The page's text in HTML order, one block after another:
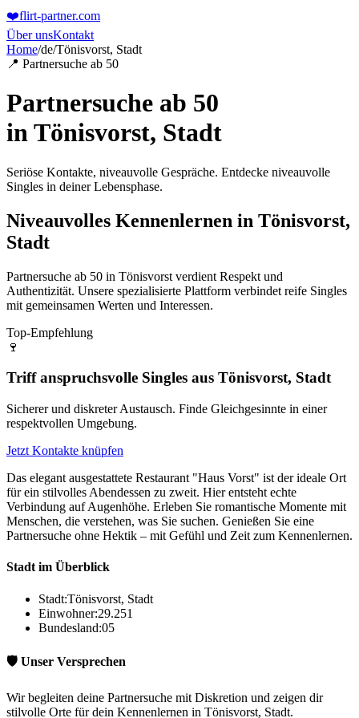
❤️flirt-partner.com
Über unsKontakt
Home/de/Tönisvorst, Stadt
📍 Partnersuche ab 50
Partnersuche ab 50
inTönisvorst, Stadt
Seriöse Kontakte, niveauvolle Gespräche. Entdecke niveauvolle
Singles in deiner Lebensphase.
Niveauvolles Kennenlernen in Tönisvorst,
Stadt
Partnersuche ab 50 in Tönisvorst verdient Respekt und
Authentizität. Unsere spezialisierte Plattform verbindet reife Singles
mit gemeinsamen Werten und Interessen.
Top-Empfehlung
🍷
Triff anspruchsvolle Singles aus Tönisvorst, Stadt
Sicherer und diskreter Austausch. Finde Gleichgesinnte in einer
respektvollen Umgebung.
Jetzt Kontakte knüpfen
Das elegant ausgestattete Restaurant "Haus Vorst" ist der ideale Ort
für ein stilvolles Abendessen zu zweit. Hier entsteht echte
Verbindung auf Augenhöhe. Erleben Sie romantische Momente mit
Menschen, die verstehen, was Sie suchen. Genießen Sie eine
Partnersuche ohne Hektik – mit Gefühl und Zeit zum Kennenlernen.
Stadt im Überblick
Stadt:Tönisvorst, Stadt
Einwohner:29.251
Bundesland:05
🛡️ Unser Versprechen
Wir begleiten deine Partnersuche mit Diskretion und zeigen dir
stilvolle Orte für dein Kennenlernen in Tönisvorst, Stadt.